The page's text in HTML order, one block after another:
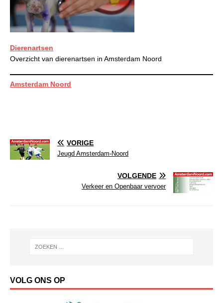
Dierenartsen
Overzicht van dierenartsen in Amsterdam Noord
Amsterdam Noord
VORIGE
Jeugd Amsterdam-Noord
VOLGENDE
Verkeer en Openbaar vervoer
VOLG ONS OP